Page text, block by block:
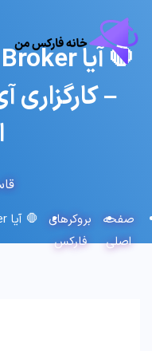
– کارگزاری
صفحه
اصلی
بروکرهای
فارکس